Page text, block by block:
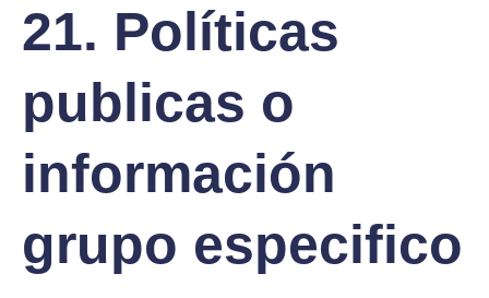
21. Políticas
publicas o
información
grupo especifico